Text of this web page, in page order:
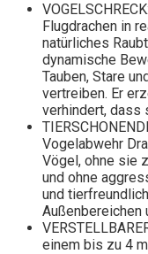
Flugdrachen in
natürliches
dynamische
Tauben, Stare
vertreiben. Er
verhindert, dass
Vogelabwehr
Vögel, ohne sie
und ohne
und
Außenbereichen
einem bis zu 4